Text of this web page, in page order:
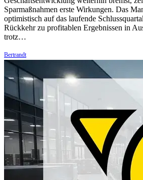
Sparmaßnahmen erste Wirkungen. Das
optimistisch auf das laufende
Rückkehr zu profitablen Ergebnissen in
trotz…
Bertrandt